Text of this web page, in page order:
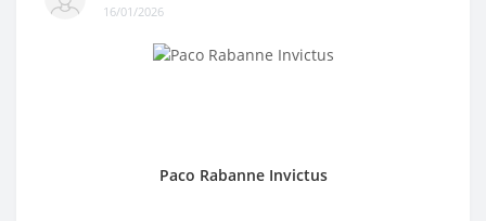
16/01/2026
Paco Rabanne Invictus